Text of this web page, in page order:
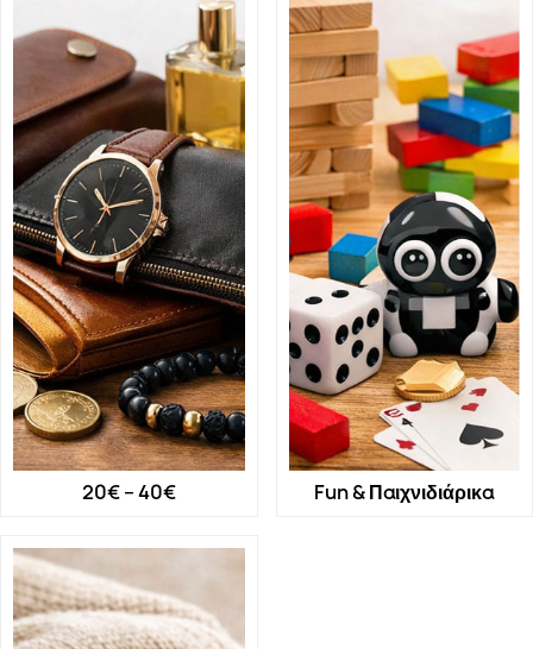
20€ – 40€ Fun & Παιχνιδιάρικα